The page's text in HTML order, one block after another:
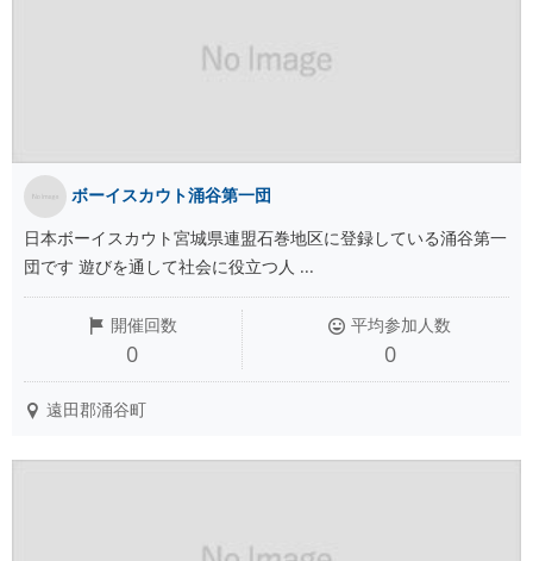
ボーイスカウト涌谷第一団
日本ボーイスカウト宮城県連盟石巻地区に登録している涌谷第一
団です 遊びを通して社会に役立つ人 ...
開催回数
0
平均参加人数
0
遠田郡涌谷町